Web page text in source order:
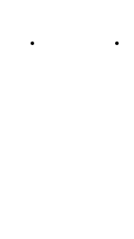
Profil Madu TV